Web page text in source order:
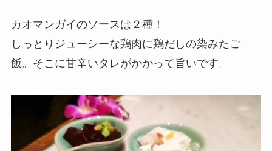
カオマンガイのソースは２種！
しっとりジューシーな鶏肉に鶏だしの染みたご
飯。そこに甘辛いタレがかかって旨いです。